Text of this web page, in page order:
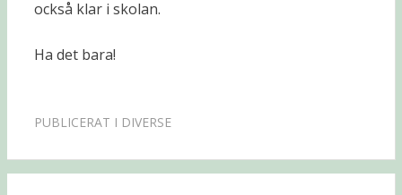
också klar i skolan.
Ha det bara!
PUBLICERAT I DIVERSE